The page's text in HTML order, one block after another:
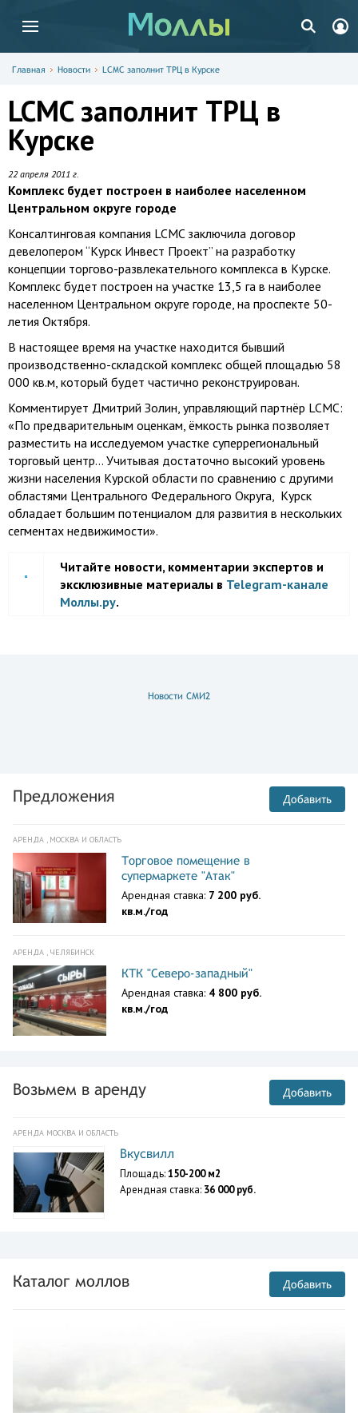
Главная Новости LCMC заполнит ТРЦ в Курске
LCMC заполнит ТРЦ в
Курске
22 апреля 2011 г.
Комплекс будет построен в наиболее населенном
Центральном округе городе
Консалтинговая компания LCMC заключила договор
девелопером “Курск Инвест Проект” на разработку
концепции торгово-развлекательного комплекса в Курске.
Комплекс будет построен на участке 13,5 га в наиболее
населенном Центральном округе городе, на проспекте 50-
летия Октября.
В настоящее время на участке находится бывший
производственно-складской комплекс общей площадью 58
000 кв.м, который будет частично реконструирован.
Комментирует Дмитрий Золин, управляющий партнёр LCMC:
«По предварительным оценкам, ёмкость рынка позволяет
разместить на исследуемом участке суперрегиональный
торговый центр… Учитывая достаточно высокий уровень
жизни населения Курской области по сравнению с другими
областями Центрального Федерального Округа, Курск
обладает большим потенциалом для развития в нескольких
сегментах недвижимости».
Читайте новости, комментарии экспертов и
эксклюзивные материалы в Telegram-канале
Моллы.ру.
Новости СМИ2
Предложения Добавить
АРЕНДА , МОСКВА И ОБЛАСТЬ
Торговое помещение в
супермаркете "Атак"
Арендная ставка: 7 200 руб.
кв.м./год
АРЕНДА , ЧЕЛЯБИНСК
КТК "Северо-западный"
Арендная ставка: 4 800 руб.
кв.м./год
Возьмем в аренду Добавить
АРЕНДА МОСКВА И ОБЛАСТЬ
Вкусвилл
Площадь:150-200 м2
Арендная ставка: 36 000 руб.
Каталог моллов Добавить